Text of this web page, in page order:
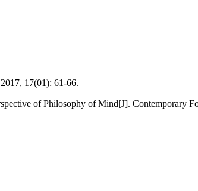
17(01): 61-66.
of Philosophy of Mind[J]. Contemporary